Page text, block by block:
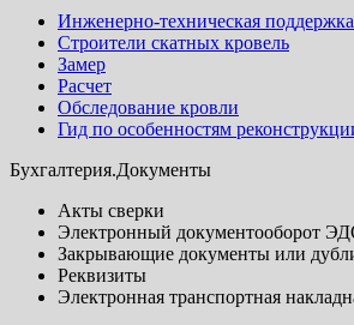
Инженерно-техническая поддержка
Строители скатных кровель
Замер
Расчет
Обследование кровли
Гид по особенностям
Бухгалтерия.Документы
Акты сверки
Электронный документооборот
Закрывающие документы или
Реквизиты
Электронная транспортная